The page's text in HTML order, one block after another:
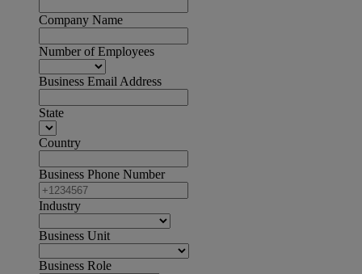
Company Name
Number of Employees
Business Email Address
State
Country
Business Phone Number
Industry
Business Unit
Business Role